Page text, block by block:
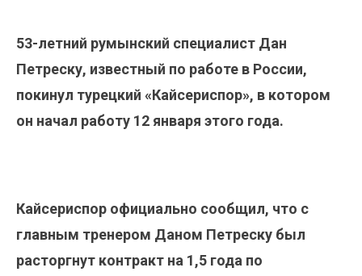
53-летний румынский специалист Дан
Петреску, известный по работе в России,
покинул турецкий «Кайсериспор», в котором
он начал работу 12 января этого года.
Кайсериспор официально сообщил, что с
главным тренером Даном Петреску был
расторгнут контракт на 1,5 года по